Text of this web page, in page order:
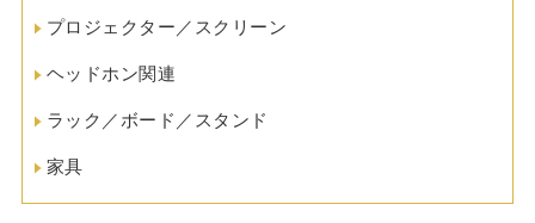
プロジェクター／スクリーン
ヘッドホン関連
ラック／ボード／スタンド
家具